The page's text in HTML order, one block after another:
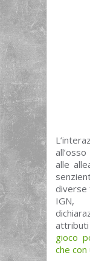
alle
diverse
IGN,
gioco
che con